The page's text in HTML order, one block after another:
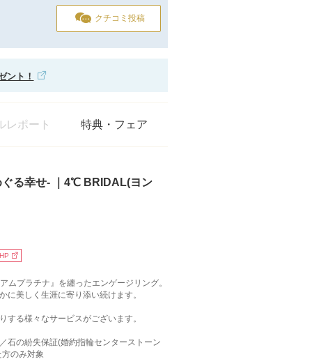
クチコミ投稿
ント！
レポート 特典・フェア
る幸せ- ｜4℃ BRIDAL(ヨン
プラチナ』を纏ったエンゲージリング。
美しく生涯に寄り添い続けます。
る様々なサービスがございます。
石の紛失保証(婚約指輪センターストーン
のみ対象